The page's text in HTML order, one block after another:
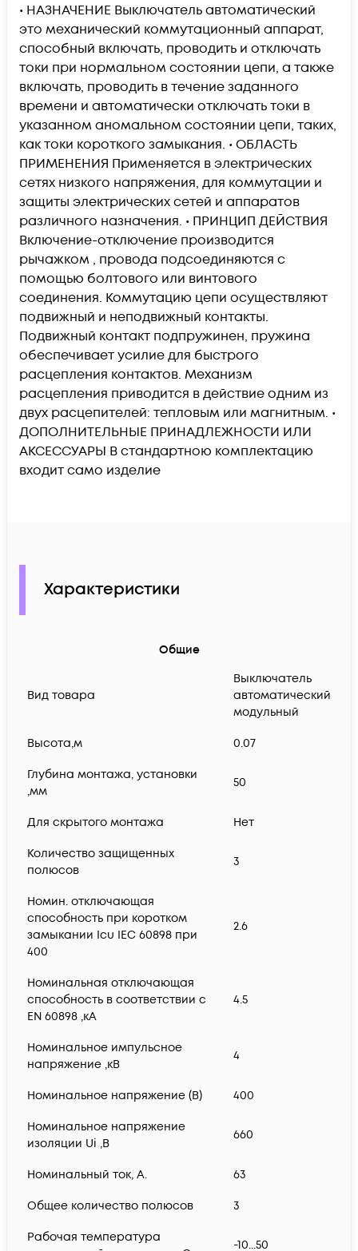
• НАЗНАЧЕНИЕ Выключатель автоматический
это механический коммутационный аппарат,
способный включать, проводить и отключать
токи при нормальном состоянии цепи, а также
включать, проводить в течение заданного
времени и автоматически отключать токи в
указанном аномальном состоянии цепи, таких,
как токи короткого замыкания. • ОБЛАСТЬ
ПРИМЕНЕНИЯ Применяется в электрических
сетях низкого напряжения, для коммутации и
защиты электрических сетей и аппаратов
различного назначения. • ПРИНЦИП ДЕЙСТВИЯ
Включение-отключение производится
рычажком , провода подсоединяются с
помощью болтового или винтового
соединения. Коммутацию цепи осуществляют
подвижный и неподвижный контакты.
Подвижный контакт подпружинен, пружина
обеспечивает усилие для быстрого
расцепления контактов. Механизм
расцепления приводится в действие одним из
двух расцепителей: тепловым или магнитным. •
ДОПОЛНИТЕЛЬНЫЕ ПРИНАДЛЕЖНОСТИ ИЛИ
АКСЕССУАРЫ В стандартною комплектацию
входит само изделие
Характеристики
Общие
Вид товара
Выключатель
автоматический
модульный
Высота,м 0.07
Глубина монтажа, установки
,мм
50
Для скрытого монтажа Нет
Количество защищенных
полюсов
3
Номин. отключающая
способность при коротком
замыкании Icu IEC 60898 при
400
2.6
Номинальная отключающая
способность в соответствии с
EN 60898 ,кА
4.5
Номинальное импульсное
напряжение ,кВ
4
Номинальное напряжение (В) 400
Номинальное напряжение
изоляции Ui ,В
660
Номинальный ток, А. 63
Общее количество полюсов 3
Рабочая температура
-10...50